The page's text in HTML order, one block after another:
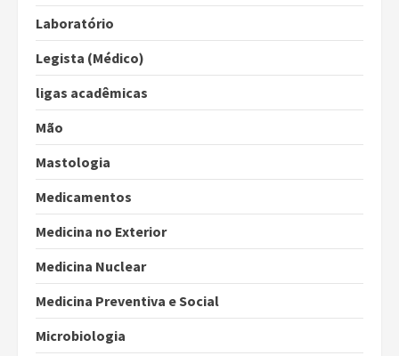
Laboratório
Legista (Médico)
ligas acadêmicas
Mão
Mastologia
Medicamentos
Medicina no Exterior
Medicina Nuclear
Medicina Preventiva e Social
Microbiologia